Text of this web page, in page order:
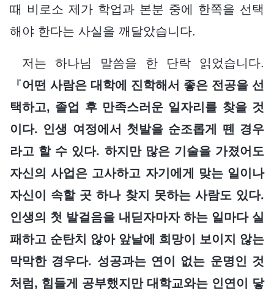
때 비로소 제가 학업과 본분 중에 한쪽을 선택
해야 한다는 사실을 깨달았습니다.
저는 하나님 말씀을 한 단락 읽었습니다.
『어떤 사람은 대학에 진학해서 좋은 전공을 선
택하고, 졸업 후 만족스러운 일자리를 찾을 것
이다. 인생 여정에서 첫발을 순조롭게 뗀 경우
라고 할 수 있다. 하지만 많은 기술을 가졌어도
자신의 사업은 고사하고 자기에게 맞는 일이나
자신이 속할 곳 하나 찾지 못하는 사람도 있다.
인생의 첫 발걸음을 내딛자마자 하는 일마다 실
패하고 순탄치 않아 앞날에 희망이 보이지 않는
막막한 경우다. 성공과는 연이 없는 운명인 것
처럼, 힘들게 공부했지만 대학교와는 인연이 닿